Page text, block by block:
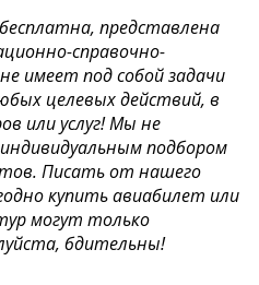
представлена
справочно-
имеет под собой задачи
целевых действий, в
или услуг! Мы не
подбором
Писать от нашего
купить авиабилет или
могут только
бдительны!